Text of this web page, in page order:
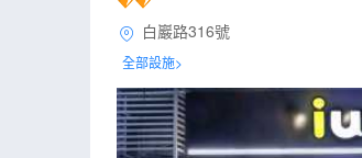
白巖路316號
全部設施>